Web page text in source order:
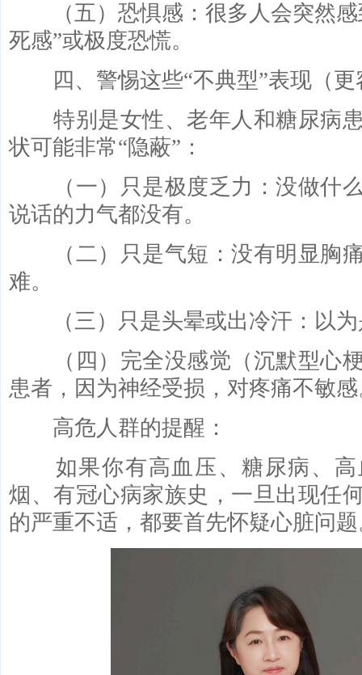
（五）恐惧感：很多人会突然感
死感”或极度恐慌。
四、警惕这些“不典型”表现（更
特别是女性、老年人和糖尿病患
状可能非常“隐蔽”：
（一）只是极度乏力：没做什么
说话的力气都没有。
（二）只是气短：没有明显胸痛
难。
（三）只是头晕或出冷汗：以为
（四）完全没感觉（沉默型心梗
患者，因为神经受损，对疼痛不敏
高危人群的提醒：
如果你有高血压、糖尿病、高
烟、有冠心病家族史，一旦出现任
的严重不适，都要首先怀疑心脏问